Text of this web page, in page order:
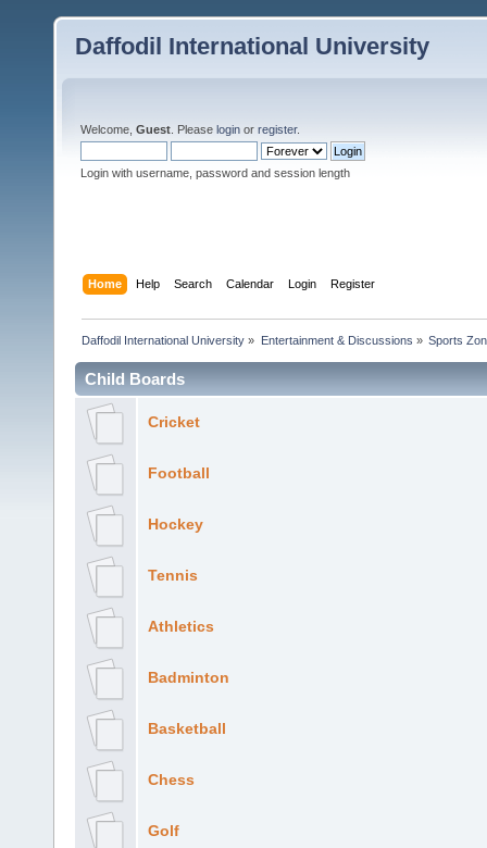
Daffodil International University
Welcome, Guest . Please login or register.
Login with username, password and session length
Home Help Search Calendar Login Register
Daffodil International University » Entertainment & Discussions » Sports
Child Boards
Cricket
Football
Hockey
Tennis
Athletics
Badminton
Basketball
Chess
Golf